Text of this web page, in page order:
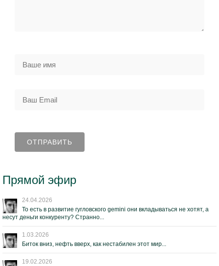
Прямой эфир
24.04.2026
То есть в развитие гугловского gemini они вкладываться не хотят, а
несут деньги конкуренту? Странно...
1.03.2026
Биток вниз, нефть вверх, как нестабилен этот мир...
19.02.2026